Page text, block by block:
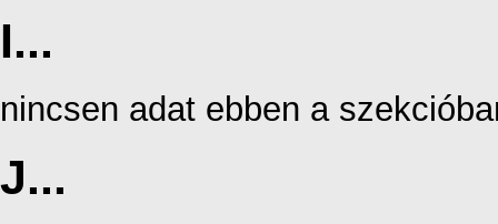
I...
nincsen adat ebben a
J...